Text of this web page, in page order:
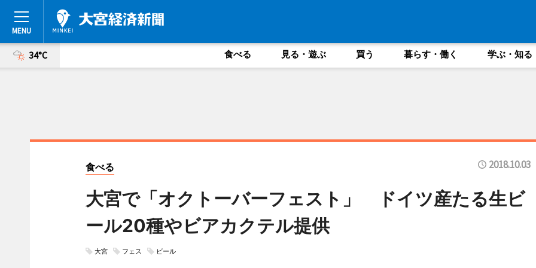
34°C 食べる 見る・遊ぶ 買う 暮らす・働く 学ぶ・知る
食べる 2018.10.03
大宮で「オクトーバーフェスト」 ドイツ産たる生ビ
ール20種やビアカクテル提供
大宮 フェス ビール